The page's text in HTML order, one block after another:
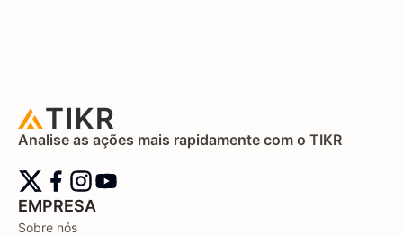
Analise as ações mais rapidamente com o TIKR
EMPRESA
Sobre nós